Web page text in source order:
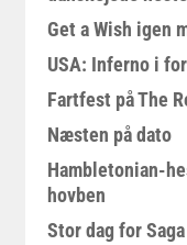
Get a Wish igen
USA: Inferno i
Fartfest på The
Næsten på dato
Hambletonian-
hovben
Stor dag for